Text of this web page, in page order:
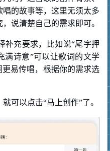
的故事等，这里无须太多
说清楚自己的需求即可。
补充要求，比如说“尾字押
满诗意”可以让歌词的文学
易传唱，根据你的需求选
可以点击“马上创作”了。